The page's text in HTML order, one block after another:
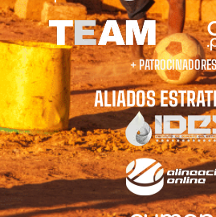
+ PATROCINADORES
ALIADOS